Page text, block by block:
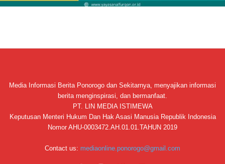
Media Informasi Berita Ponorogo dan Sekitarnya, menyajikan informasi
berita menginspirasi, dan bermanfaat.
PT. LIN MEDIA ISTIMEWA
Keputusan Menteri Hukum Dan Hak Asasi Manusia Republik Indonesia
Nomor AHU-0003472.AH.01.01.TAHUN 2019
Contact us: mediaonline.ponorogo@gmail.com